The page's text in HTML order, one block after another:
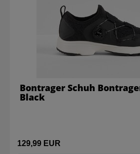
129,99 EUR
Bontrager Schuh
Black